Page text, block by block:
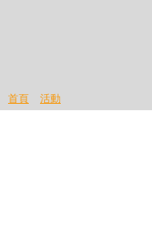
首頁 活動